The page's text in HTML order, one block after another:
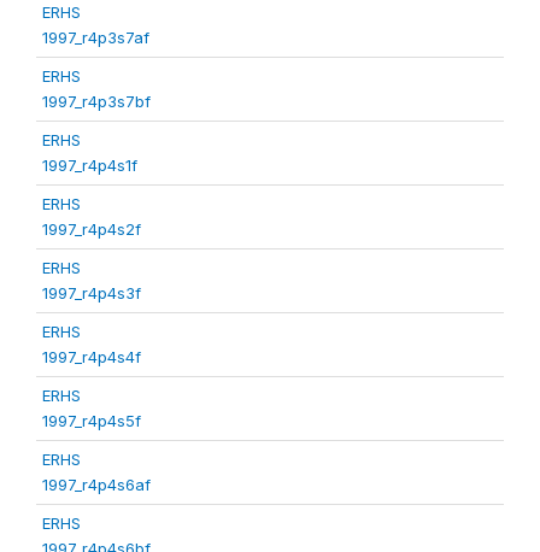
ERHS
1997_r4p3s7af
ERHS
1997_r4p3s7bf
ERHS
1997_r4p4s1f
ERHS
1997_r4p4s2f
ERHS
1997_r4p4s3f
ERHS
1997_r4p4s4f
ERHS
1997_r4p4s5f
ERHS
1997_r4p4s6af
ERHS
1997_r4p4s6bf